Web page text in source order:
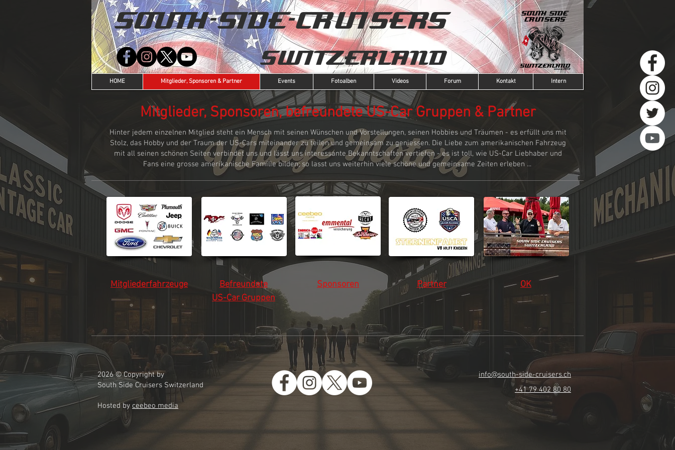
SOUTH-SIDE-CRUISERS
SWITZERLAND
HOME Mitglieder, Sponsoren & Partner Events Fotoalben Videos Forum Kontakt Intern
Mitglieder, Sponsoren, befreundete US-Car Gruppen & Partner
Hinter jedem einzelnen Mitglied steht ein Mensch mit seinen Wünschen und Vorstellungen, seinen Hobbies und Träumen - es erfüllt uns mit
Stolz, das Hobby und der Traum der US-Cars miteinander zu teilen und gemeinsam zu geniessen. Die Liebe zum amerikanischen Fahrzeug
mit all seinen schönen Seiten verbindet uns und lässt uns interessante Bekanntschaften vertiefen - es ist toll, wie US-Car Liebhaber und
Fans eine grosse amerikanische Familie bilden; so lasst uns weiterhin viele schöne und gemeinsame Zeiten erleben ...
Mitgliederfahrzeuge
Befreundete
US-Car Gruppen
Sponsoren Partner OK
2026 © Copyright by
South Side Cruisers Switzerland
Hosted by ceebeo media
info@south-side-cruisers.ch
+41 79 402 80 80